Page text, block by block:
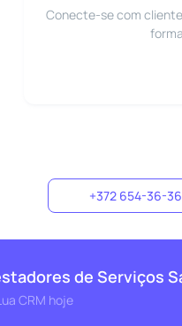
Conecte-se com
+372 654-36-36
de Serviços
CRM hoje